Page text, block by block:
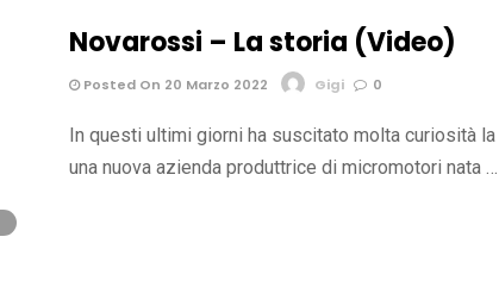
Novarossi – La storia (Video)
Posted On 20 Marzo 2022 Gigi 0
In questi ultimi giorni ha suscitato molta curiosità
una nuova azienda produttrice di micromotori nata …